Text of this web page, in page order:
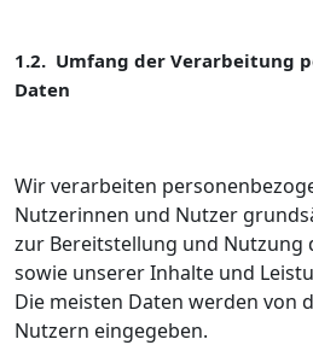
1.2. Umfang der Verarbeitung
Daten
Wir verarbeiten
Nutzerinnen und Nutzer
zur Bereitstellung und
sowie unserer Inhalte und
Die meisten Daten werden von
Nutzern eingegeben.